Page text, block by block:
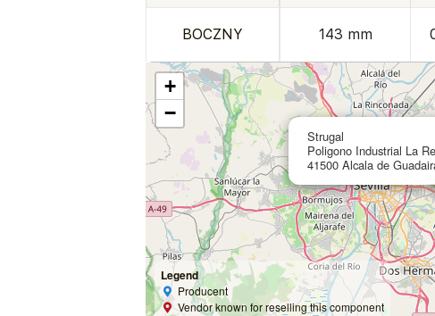
BOCZNY 143 mm
Strugal
Poligono Industrial La
41500 Alcala de
+
−
Legend
Producent
Vendor known for reselling this component